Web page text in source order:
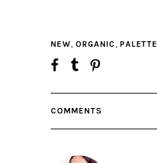
NEW, ORGANIC , PALETTE
COMMENTS